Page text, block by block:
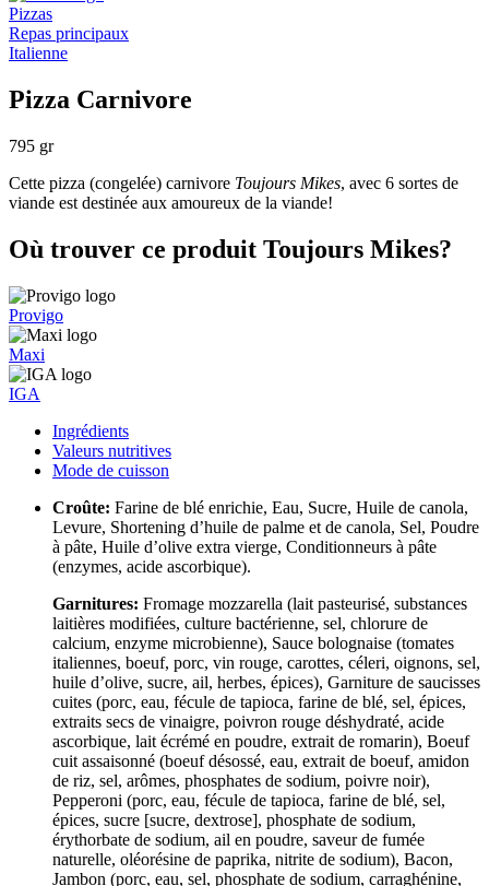
Pizzas
Repas principaux
Italienne
Pizza Carnivore
795 gr
Cette pizza (congelée) carnivore Toujours Mikes, avec 6 sortes de
viande est destinée aux amoureux de la viande!
Où trouver ce produit Toujours Mikes?
Provigo
Maxi
IGA
Ingrédients
Valeurs nutritives
Mode de cuisson
Croûte: Farine de blé enrichie, Eau, Sucre, Huile de canola,
Levure, Shortening d’huile de palme et de canola, Sel, Poudre
à pâte, Huile d’olive extra vierge, Conditionneurs à pâte
(enzymes, acide ascorbique).
Garnitures: Fromage mozzarella (lait pasteurisé, substances
laitières modifiées, culture bactérienne, sel, chlorure de
calcium, enzyme microbienne), Sauce bolognaise (tomates
italiennes, boeuf, porc, vin rouge, carottes, céleri, oignons, sel,
huile d’olive, sucre, ail, herbes, épices), Garniture de saucisses
cuites (porc, eau, fécule de tapioca, farine de blé, sel, épices,
extraits secs de vinaigre, poivron rouge déshydraté, acide
ascorbique, lait écrémé en poudre, extrait de romarin), Boeuf
cuit assaisonné (boeuf désossé, eau, extrait de boeuf, amidon
de riz, sel, arômes, phosphates de sodium, poivre noir),
Pepperoni (porc, eau, fécule de tapioca, farine de blé, sel,
épices, sucre [sucre, dextrose], phosphate de sodium,
érythorbate de sodium, ail en poudre, saveur de fumée
naturelle, oléorésine de paprika, nitrite de sodium), Bacon,
Jambon (porc, eau, sel, phosphate de sodium, carraghénine,